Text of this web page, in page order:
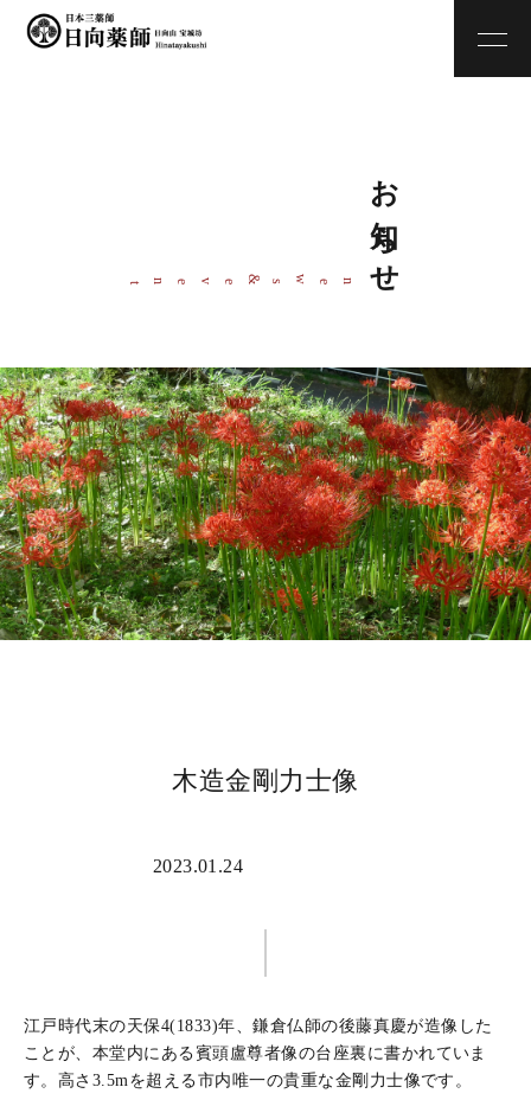
お知らせ
ne
w s
& even
t
木造金剛力士像
2023.01.24
江戸時代末の天保4(1833)年、鎌倉仏師の後藤真慶が造像した
ことが、本堂内にある賓頭盧尊者像の台座裏に書かれていま
す。高さ3.5mを超える市内唯一の貴重な金剛力士像です。